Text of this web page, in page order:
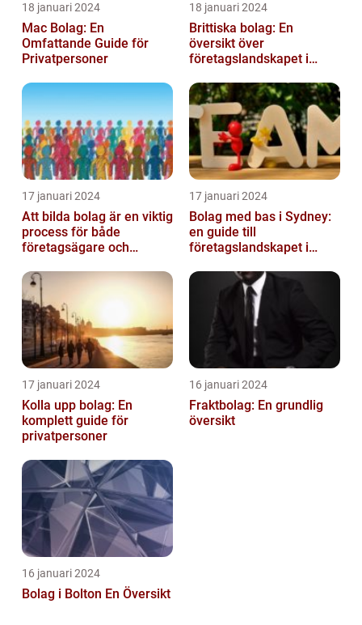
18 januari 2024
Mac Bolag: En
Omfattande Guide för
Privatpersoner
18 januari 2024
Brittiska bolag: En
översikt över
företagslandskapet i
17 januari 2024
Att bilda bolag är en viktig
process för både
företagsägare och
etablera en ...
17 januari 2024
Bolag med bas i Sydney:
en guide till
företagslandskapet i
stad
17 januari 2024
Kolla upp bolag: En
komplett guide för
privatpersoner
16 januari 2024
Fraktbolag: En grundlig
översikt
16 januari 2024
Bolag i Bolton En Översikt